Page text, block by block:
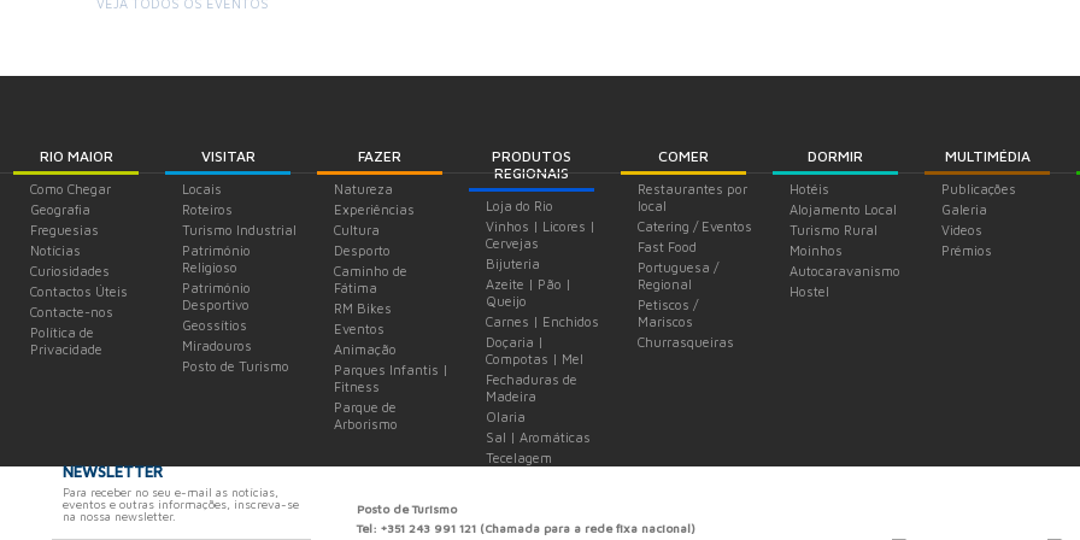
RIO MAIOR
Como Chegar
Geografia
Freguesias
Notícias
Curiosidades
Contactos Úteis
Contacte-nos
Política de
Privacidade
VISITAR
Locais
Roteiros
Turismo Industrial
Património
Religioso
Património
Desportivo
Geossítios
Miradouros
Posto de Turismo
FAZER
Natureza
Experiências
Cultura
Desporto
Caminho de
Fátima
RM Bikes
Eventos
Animação
Parques Infantis |
Fitness
Parque de
Arborismo
PRODUTOS
REGIONAIS
Loja do Rio
Vinhos | Licores |
Cervejas
Bijuteria
Azeite | Pão |
Queijo
Carnes | Enchidos
Doçaria |
Compotas | Mel
Fechaduras de
Madeira
Olaria
Sal | Aromáticas
Tecelagem
COMER
Restaurantes por
local
Catering / Eventos
Fast Food
Portuguesa /
Regional
Petiscos /
Mariscos
Churrasqueiras
DORMIR
Hotéis
Alojamento Local
Turismo Rural
Moinhos
Autocaravanismo
Hostel
MULTIMÉDIA
Publicações
Galeria
Videos
Prémios
NEWSLETTER
Para receber no seu e-mail as notícias,
eventos e outras informações, inscreva-se
na nossa newsletter.
Posto de Turismo
Tel: +351 243 991 121 (Chamada para a rede fixa nacional)